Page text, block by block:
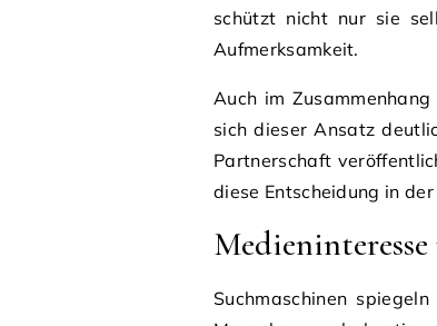
schützt nicht nur sie
Aufmerksamkeit.
Auch im
sich dieser Ansatz
Partnerschaft
diese Entscheidung in der
Suchmaschinen